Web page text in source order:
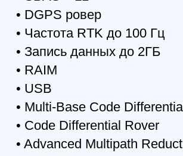
Характеристики питания
Батареи Встроенные литий-ионные
батареи( 7.2 V, 8.85 Aч) с встроенным
зарядным устройством Время работы
До 25 часов Входное напряжение +10
до +16 В
Характеристики ГНСС антенны
Антенна Встроенная; Калиброванная
Centered) Плоский отражатель